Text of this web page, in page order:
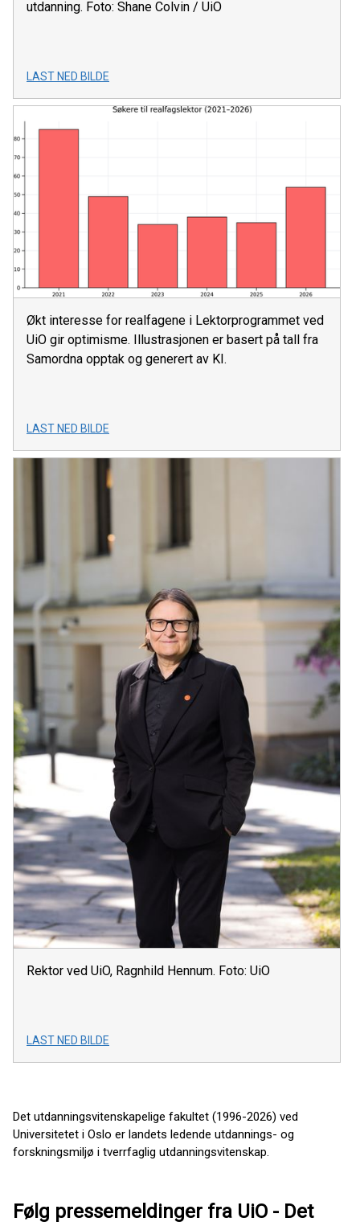
utdanning. Foto: Shane Colvin / UiO
LAST NED BILDE
Økt interesse for realfagene i Lektorprogrammet ved
UiO gir optimisme. Illustrasjonen er basert på tall fra
Samordna opptak og generert av KI.
LAST NED BILDE
Rektor ved UiO, Ragnhild Hennum. Foto: UiO
LAST NED BILDE
Det utdanningsvitenskapelige fakultet (1996-2026) ved
Universitetet i Oslo er landets ledende utdannings- og
forskningsmiljø i tverrfaglig utdanningsvitenskap.
Følg pressemeldinger fra UiO - Det